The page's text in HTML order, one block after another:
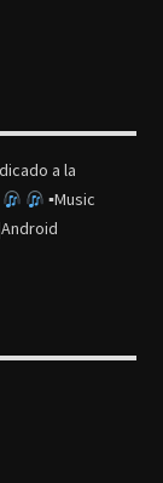
a la
▪Music